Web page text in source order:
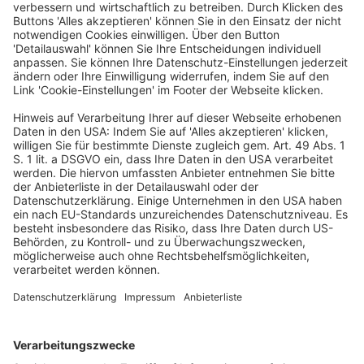
SteuerR
BilanzR & BWL
ArbeitsR
C BB im Gespräch
Veranstaltungen
Abo
I BB IN-HOUSE
Berufe
BFB: Gesprächsforum „Junge Freie
Berufe“ am 18.9.2026
Veröffentlicht am2. Juni 2026
Das Gesprächsforum „Junge Freie Berufe“ des Bundesverbandes
Freiberufler eingeladen, vor […]